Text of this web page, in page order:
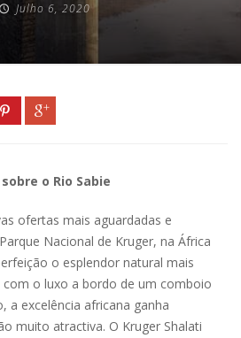
Julho 6, 2020
o Rio Sabie
ofertas mais aguardadas e
Nacional de Kruger, na África
o esplendor natural mais
o luxo a bordo de um comboio
a excelência africana ganha
muito atractiva. O Kruger Shalati